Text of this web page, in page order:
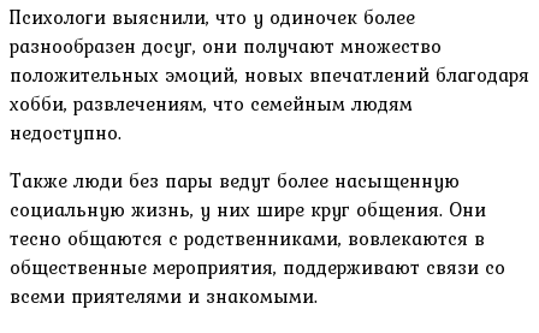
Психологи выяснили, что у одиночек более
разнообразен досуг, они получают множество
положительных эмоций, новых впечатлений благодаря
хобби, развлечениям, что семейным людям
недоступно.
Также люди без пары ведут более насыщенную
социальную жизнь, у них шире круг общения. Они
тесно общаются с родственниками, вовлекаются в
общественные мероприятия, поддерживают связи со
всеми приятелями и знакомыми.